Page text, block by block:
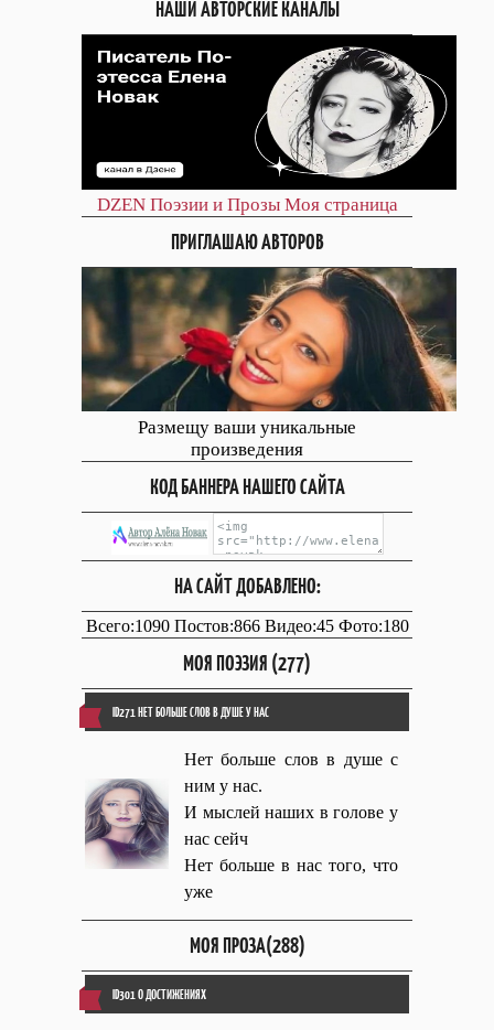
НАШИ АВТОРСКИЕ КАНАЛЫ
DZEN Поэзии и Прозы Моя страница
ПРИГЛАШАЮ АВТОРОВ
Размещу ваши уникальные
произведения
КОД БАННЕРА НАШЕГО САЙТА
НА САЙТ ДОБАВЛЕНО:
Всего:1090 Постов:866 Видео:45 Фото:180
МОЯ ПОЭЗИЯ (277)
ID271 НЕТ БОЛЬШЕ СЛОВ В ДУШЕ У НАС
Нет больше слов в душе с
ним у нас.
И мыслей наших в голове у
нас сейч
Нет больше в нас того, что
уже
МОЯ ПРОЗА(288)
ID301 О ДОСТИЖЕНИЯХ